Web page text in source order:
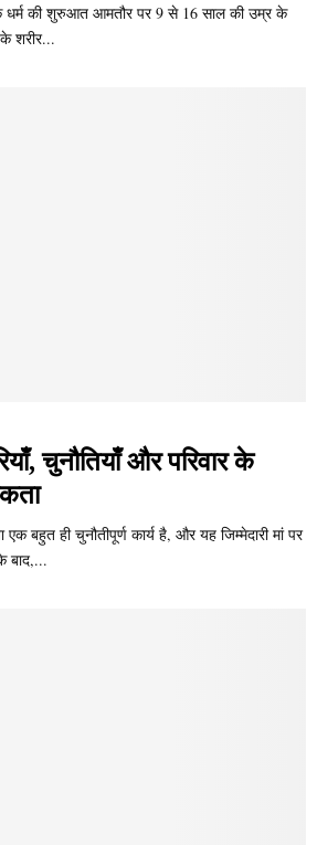
धर्म की शुरुआत आमतौर पर 9 से 16 साल की उम्र के
शरीर...
चुनौतियाँ और परिवार के
बहुत ही चुनौतीपूर्ण कार्य है, और यह जिम्मेदारी मां पर
बाद,...